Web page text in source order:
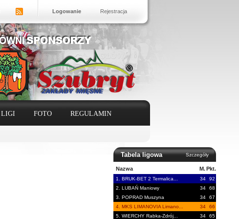
Logowanie Rejestracja
LIGI FOTO REGULAMIN
Tabela ligowa Szczegóły
Nazwa M. Pkt.
1. BRUK-BET 2 Termalica... 34
92
2. LUBAŃ Maniowy
34
68
3. POPRAD Muszyna
34
67
4. MKS LIMANOVIA Limano...
34
66
5. WIERCHY Rabka-Zdrój...
34
65